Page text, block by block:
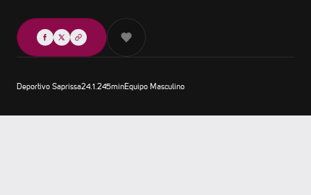
Compartir
Deportivo Saprissa24.1.245minEquipo Masculino